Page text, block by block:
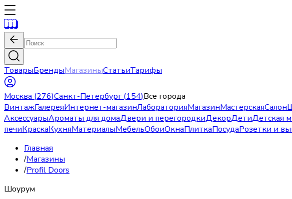
ТоварыБрендыМагазиныСтатьиТарифы
Москва (276)Санкт-Петербург(154)Все города
ВинтажГалереяИнтернет-магазинЛабораторияМагазинМастерскаяСалон
АксессуарыАроматы для домаДвери и перегородкиДекорДетиДетская
печиКраскаКухняМатериалыМебельОбоиОкнаПлиткаПосудаРозетки и
Главная
/Магазины
/Profil Doors
Шоурум